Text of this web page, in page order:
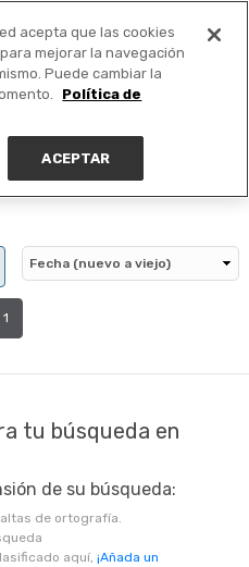
PUBLICA GRATIS +
1
tu búsqueda en
de su búsqueda:
de ortografía.
aquí, ¡Añada un
acepta que las cookies
mejorar la navegación
Puede cambiar la
Política de
ACEPTAR